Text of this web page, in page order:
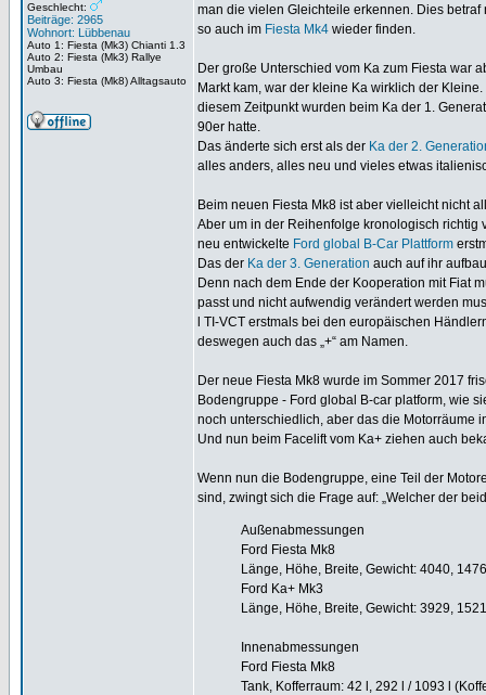
Geschlecht:
Beiträge: 2965
Wohnort: Lübbenau
Auto 1: Fiesta (Mk3) Chianti 1.3
Auto 2: Fiesta (Mk3) Rallye
Umbau
Auto 3: Fiesta (Mk8) Alltagsauto
man die vielen Gleichteile erkennen. Dies
so auch im Fiesta Mk4 wieder finden.
Der große Unterschied vom Ka zum Fiesta war
Markt kam, war der kleine Ka wirklich der
diesem Zeitpunkt wurden beim Ka der 1.
90er hatte.
Das änderte sich erst als der Ka der 2.
alles anders, alles neu und vieles etwas
Beim neuen Fiesta Mk8 ist aber vielleicht nicht
Aber um in der Reihenfolge kronologisch
neu entwickelte Ford global B-Car Plattform
Das der Ka der 3. Generation auch auf ihr
Denn nach dem Ende der Kooperation mit Fiat
passt und nicht aufwendig verändert werden
l TI-VCT erstmals bei den europäischen
deswegen auch das „+“ am Namen.
Der neue Fiesta Mk8 wurde im Sommer 2017
Bodengruppe - Ford global B-car platform, wie
noch unterschiedlich, aber das die Motorräume
Und nun beim Facelift vom Ka+ ziehen auch
Wenn nun die Bodengruppe, eine Teil der
sind, zwingt sich die Frage auf: „Welcher der
Außenabmessungen
Ford Fiesta Mk8
Länge, Höhe, Breite, Gewicht: 4040,
Ford Ka+ Mk3
Länge, Höhe, Breite, Gewicht: 3929,
Innenabmessungen
Ford Fiesta Mk8
Tank, Kofferraum: 42 l, 292 l / 1093 l